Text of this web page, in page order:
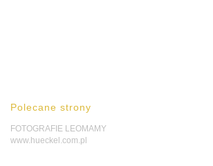
Polecane strony
FOTOGRAFIE LEOMAMY
www.hueckel.com.pl